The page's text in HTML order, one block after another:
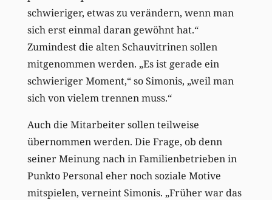
schwieriger, etwas zu verändern, wenn man
sich erst einmal daran gewöhnt hat.“
Zumindest die alten Schauvitrinen sollen
mitgenommen werden. „Es ist gerade ein
schwieriger Moment,“ so Simonis, „weil man
sich von vielem trennen muss.“
Auch die Mitarbeiter sollen teilweise
übernommen werden. Die Frage, ob denn
seiner Meinung nach in Familienbetrieben in
Punkto Personal eher noch soziale Motive
mitspielen, verneint Simonis. „Früher war das